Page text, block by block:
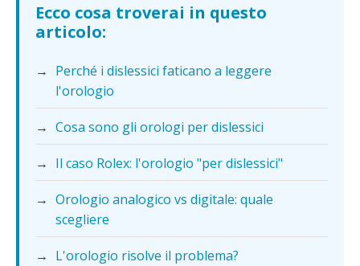
Ecco cosa troverai in questo
articolo:
→ Perché i dislessici faticano a leggere
l'orologio
→ Cosa sono gli orologi per dislessici
→ Il caso Rolex: l'orologio "per dislessici"
→ Orologio analogico vs digitale: quale
scegliere
→ L'orologio risolve il problema?